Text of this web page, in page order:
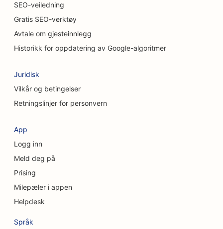
SEO for kattekafeer
SEO for tjenester innen kjemisk peeling
SEO for klesbutikker
SEO for kraniofaciale kirurger
SEO for kaffebarer
SEO for konsulentfirmaer
SEO for delikatesseforretninger
SEO for gjeldsrådgivningstjenester
SEO-veiledning
Gratis SEO-verktøy
Avtale om gjesteinnlegg
Historikk for oppdatering av Google-algoritmer
Juridisk
Vilkår og betingelser
Retningslinjer for personvern
App
Logg inn
Meld deg på
Prising
Milepæler i appen
Helpdesk
Språk